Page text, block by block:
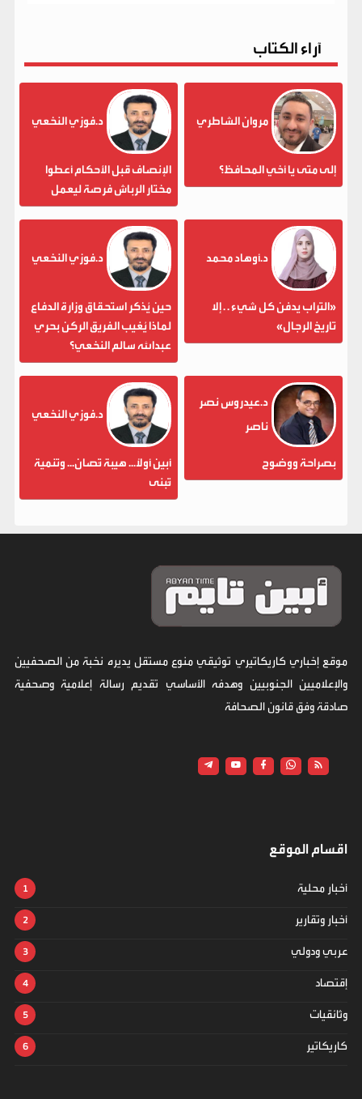
آراء الكتاب
مروان الشاطري
إلى متى يا أخي المحافظ؟
د.فوزي النخعي
الإنصاف قبل الأحكام أعطوا
مختار الرباش فرصة ليعمل
د.أوهاد محمد
«التراب يدفن كل شيء . . إلا
تاريخ الرجال»
د.فوزي النخعي
حين يُذكر استحقاق وزارة الدفاع
لماذا يُغيب الفريق الركن بحري
عبدالله سالم النخعي؟
د.عيدروس نصر
ناصر
بصراحة ووضوح
د.فوزي النخعي
أبين أولاً... هيبة تُصان... وتنمية
تُبنى
موقع إخباري كاريكاتيري توثيقي منوع مستقل يديره نخبة من الصحفيين
والإعلاميين الجنوبيين وهدفه الأساسي تقديم رسالة إعلامية وصحفية
صادقة وفق قانون الصحافة
اقسام الموقع
أخبار محلية
أخبار وتقارير
عربي ودولي
إقتصاد
وثائقيات
كاريكاتير